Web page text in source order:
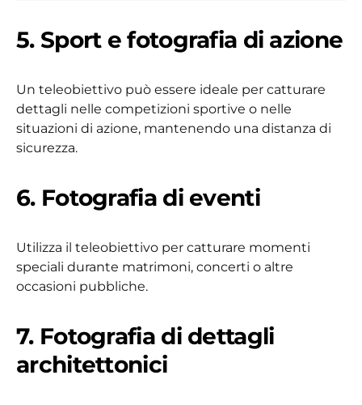
5. Sport e fotografia di azione
Un teleobiettivo può essere ideale per catturare
dettagli nelle competizioni sportive o nelle
situazioni di azione, mantenendo una distanza di
sicurezza.
6. Fotografia di eventi
Utilizza il teleobiettivo per catturare momenti
speciali durante matrimoni, concerti o altre
occasioni pubbliche.
7. Fotografia di dettagli
architettonici